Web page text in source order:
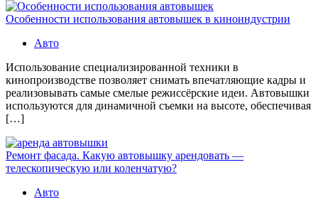
Особенности использования автовышек в киноиндустрии
Авто
Использование специализированной техники в
кинопроизводстве позволяет снимать впечатляющие кадры и
реализовывать самые смелые режиссёрские идеи. Автовышки
используются для динамичной съемки на высоте, обеспечивая
[…]
Ремонт фасада. Какую автовышку арендовать —
телескопическую или коленчатую?
Авто